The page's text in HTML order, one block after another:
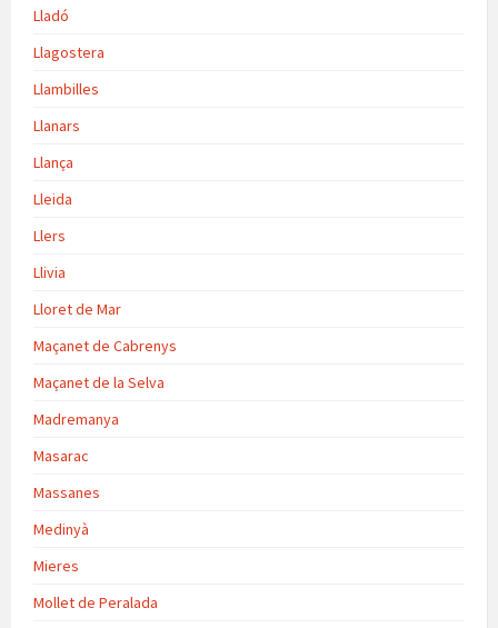
Lladó
Llagostera
Llambilles
Llanars
Llança
Lleida
Llers
Llivia
Lloret de Mar
Maçanet de Cabrenys
Maçanet de la Selva
Madremanya
Masarac
Massanes
Medinyà
Mieres
Mollet de Peralada